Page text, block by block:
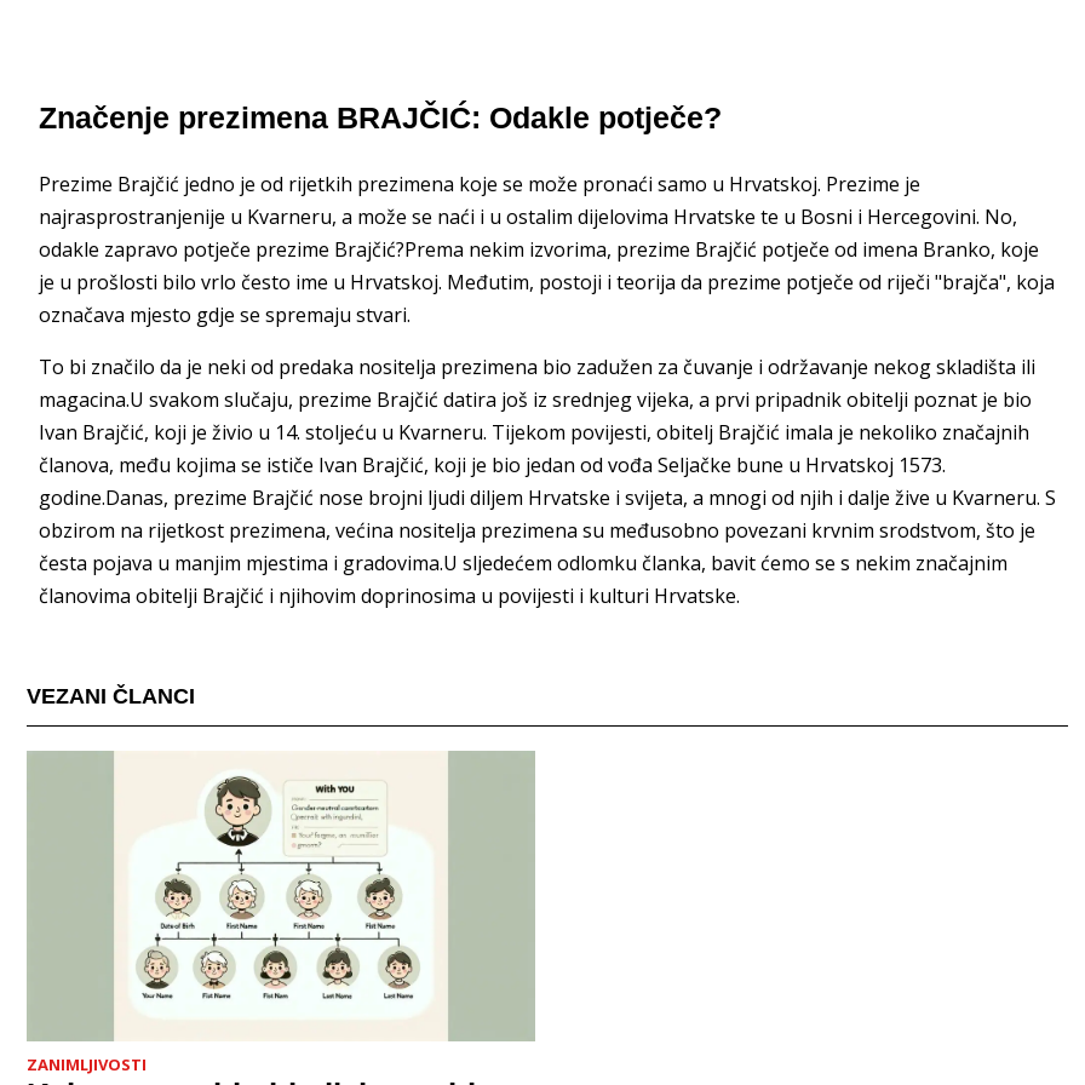
Značenje prezimena BRAJČIĆ: Odakle potječe?
Prezime Brajčić jedno je od rijetkih prezimena koje se može pronaći samo u Hrvatskoj. Prezime je
najrasprostranjenije u Kvarneru, a može se naći i u ostalim dijelovima Hrvatske te u Bosni i Hercegovini. No,
odakle zapravo potječe prezime Brajčić?Prema nekim izvorima, prezime Brajčić potječe od imena Branko, koje
je u prošlosti bilo vrlo često ime u Hrvatskoj. Međutim, postoji i teorija da prezime potječe od riječi "brajča", koja
označava mjesto gdje se spremaju stvari.
To bi značilo da je neki od predaka nositelja prezimena bio zadužen za čuvanje i održavanje nekog skladišta ili
magacina.U svakom slučaju, prezime Brajčić datira još iz srednjeg vijeka, a prvi pripadnik obitelji poznat je bio
Ivan Brajčić, koji je živio u 14. stoljeću u Kvarneru. Tijekom povijesti, obitelj Brajčić imala je nekoliko značajnih
članova, među kojima se ističe Ivan Brajčić, koji je bio jedan od vođa Seljačke bune u Hrvatskoj 1573.
godine.Danas, prezime Brajčić nose brojni ljudi diljem Hrvatske i svijeta, a mnogi od njih i dalje žive u Kvarneru. S
obzirom na rijetkost prezimena, većina nositelja prezimena su međusobno povezani krvnim srodstvom, što je
česta pojava u manjim mjestima i gradovima.U sljedećem odlomku članka, bavit ćemo se s nekim značajnim
članovima obitelji Brajčić i njihovim doprinosima u povijesti i kulturi Hrvatske.
VEZANI ČLANCI
ZANIMLJIVOSTI